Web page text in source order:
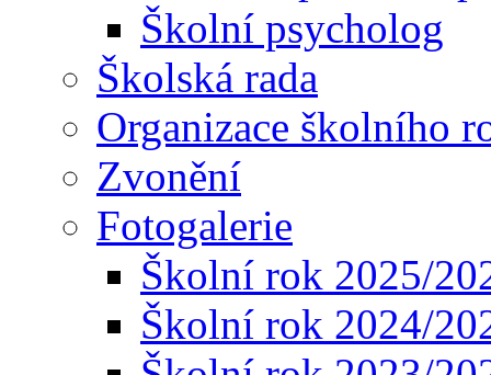
Školní psycholog
Školská rada
Organizace školního
Zvonění
Fotogalerie
Školní rok 2025/
Školní rok 2024/